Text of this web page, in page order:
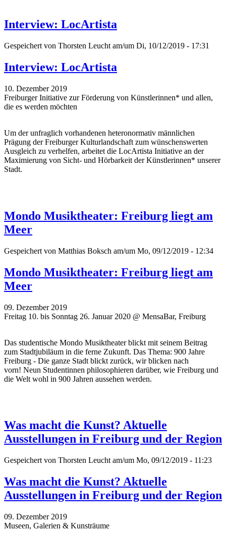
Interview: LocArtista
Gespeichert von Thorsten Leucht am/um Di, 10/12/2019 - 17:31
Interview: LocArtista
10. Dezember 2019
Freiburger Initiative zur Förderung von Künstlerinnen* und allen,
die es werden möchten
Um der unfraglich vorhandenen heteronormativ männlichen
Prägung der Freiburger Kulturlandschaft zum wünschenswerten
Ausgleich zu verhelfen, arbeitet die LocArtista Initiative an der
Maximierung von Sicht- und Hörbarkeit der Künstlerinnen* unserer
Stadt.
Mondo Musiktheater: Freiburg liegt am
Meer
Gespeichert von Matthias Boksch am/um Mo, 09/12/2019 - 12:34
Mondo Musiktheater: Freiburg liegt am
Meer
09. Dezember 2019
Freitag 10. bis Sonntag 26. Januar 2020 @ MensaBar, Freiburg
Das studentische Mondo Musiktheater blickt mit seinem Beitrag
zum Stadtjubiläum in die ferne Zukunft. Das Thema: 900 Jahre
Freiburg - Die ganze Stadt blickt zurück, wir blicken nach
vorn! Neun Studentinnen philosophieren darüber, wie Freiburg und
die Welt wohl in 900 Jahren aussehen werden.
Was macht die Kunst? Aktuelle
Ausstellungen in Freiburg und der Region
Gespeichert von Thorsten Leucht am/um Mo, 09/12/2019 - 11:23
Was macht die Kunst? Aktuelle
Ausstellungen in Freiburg und der Region
09. Dezember 2019
Museen, Galerien & Kunsträume